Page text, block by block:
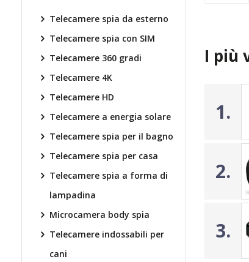
I più
1.
2.
3.
Telecamere spia da esterno
Telecamere spia con SIM
Telecamere 360 gradi
Telecamere 4K
Telecamere HD
Telecamere a energia solare
Telecamere spia per il bagno
Telecamere spia per casa
Telecamere spia a forma di
lampadina
Microcamera body spia
Telecamere indossabili per
cani